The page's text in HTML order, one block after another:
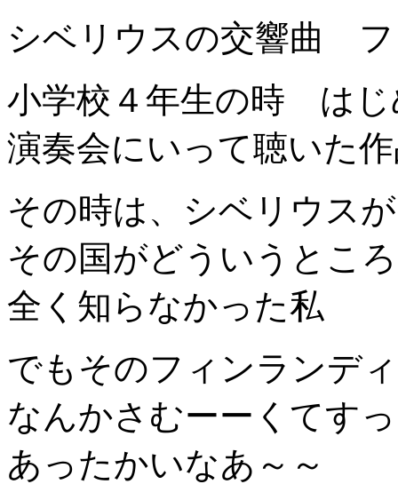
シベリウスの交響曲
小学校４年生の時 はじ
演奏会にいって聴いた
その時は、シベリウス
その国がどういうとこ
全く知らなかった私
でもそのフィンランデ
なんかさむーーくてす
あったかいなあ～～